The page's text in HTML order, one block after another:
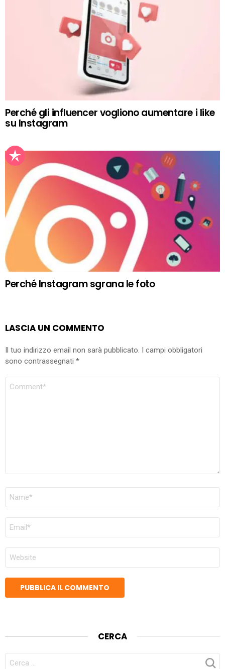
Perché gli influencer vogliono aumentare i like
su Instagram
Perché Instagram sgrana le foto
LASCIA UN COMMENTO
Il tuo indirizzo email non sarà pubblicato. I campi obbligatori
sono contrassegnati *
WEB
CERCA